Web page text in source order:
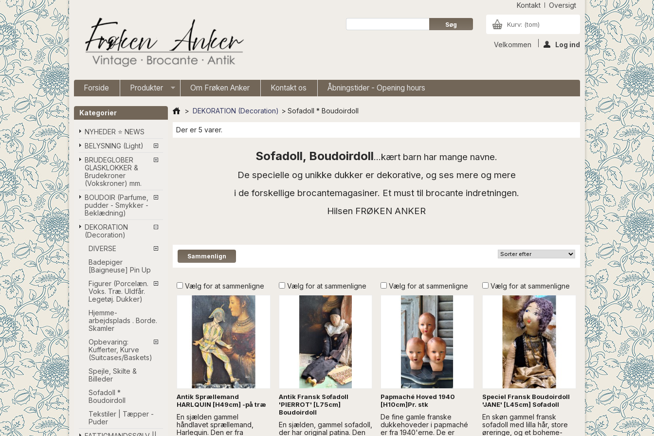
Kontakt Oversigt
Kurv: (tom)
Velkommen Log ind
Forside Produkter Om Frøken Anker Kontakt os Åbningstider - Opening hours
Kategorier
NYHEDER ⭐ NEWS
BELYSNING (Light)
BRUDEGLOBER
GLASKLOKKER &
Brudekroner
(Vokskroner) mm.
BOUDOIR (Parfume,
pudder - Smykker -
Beklædning)
DEKORATION
(Decoration)
DIVERSE
Badepiger
[Baigneuse] Pin Up
Figurer (Porcelæn.
Voks. Træ. Uldfår.
Legetøj. Dukker)
Hjemme-
arbejdsplads . Borde.
Skamler
Opbevaring:
Kufferter, Kurve
(Suitcases/Baskets)
Spejle, Skilte &
Billeder
Sofadoll *
Boudoirdoll
Tekstiler | Tæpper -
Puder
> DEKORATION (Decoration) > Sofadoll * Boudoirdoll
Der er 5 varer.
Sofadoll, Boudoirdoll...kært barn har mange navne.
De specielle og unikke dukker er dekorative, og ses mere og mere
i de forskellige brocantemagasiner. Et must til brocante indretningen.
Hilsen FRØKEN ANKER
Vælg for at sammenligne
Antik Sprællemand
HARLQUIN [H49cm] -på træ
En sjælden gammel
håndlavet sprællemand,
Harlequin. Den er fra
Vælg for at sammenligne
Antik Fransk Sofadoll
'PIERROT' [L75cm]
Boudoirdoll
En sjælden, gammel sofadoll,
der har original patina. Den
Vælg for at sammenligne
Papmaché Hoved 1940
[H10cm]Pr. stk
De fine gamle franske
dukkehoveder i papmaché
er fra 1940'erne. De er
Vælg for at sammenligne
Speciel Fransk Boudoirdoll
'JANE' [L45cm] Sofadoll
En skøn gammel fransk
sofadoll med lilla hår, store
øreringe, og et boheme-